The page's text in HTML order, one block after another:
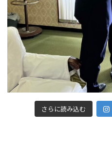
さらに読み込む